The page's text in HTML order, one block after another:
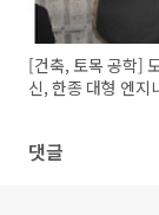
[건축, 토목 공학]
신, 한종 대형 엔지
댓글